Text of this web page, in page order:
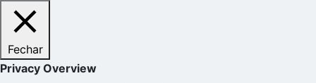
Fechar
Privacy Overview